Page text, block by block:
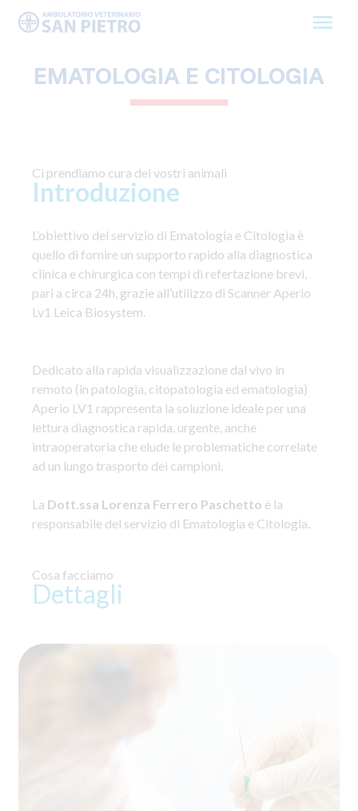
EMATOLOGIA E CITOLOGIA
Ci prendiamo cura dei vostri animali
Introduzione
L’obiettivo del servizio di Ematologia e Citologia è
quello di fornire un supporto rapido alla diagnostica
clinica e chirurgica con tempi di refertazione brevi,
pari a circa 24h, grazie all’utilizzo di Scanner Aperio
Lv1 Leica Biosystem.
Dedicato alla rapida visualizzazione dal vivo in
remoto (in patologia, citopatologia ed ematologia)
Aperio LV1 rappresenta la soluzione ideale per una
lettura diagnostica rapida, urgente, anche
intraoperatoria che elude le problematiche correlate
ad un lungo trasporto dei campioni.
La Dott.ssa Lorenza Ferrero Paschetto è la
responsabile del servizio di Ematologia e Citologia.
Cosa facciamo
Dettagli